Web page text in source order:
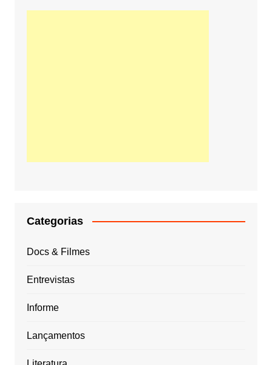
Categorias
Docs & Filmes
Entrevistas
Informe
Lançamentos